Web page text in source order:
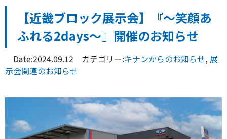
【近畿ブロック展示会】『～笑顔あ
ふれる2days～』開催のお知らせ
Date:2024.09.12 カテゴリー:キナンからのお知らせ, 展
示会関連のお知らせ